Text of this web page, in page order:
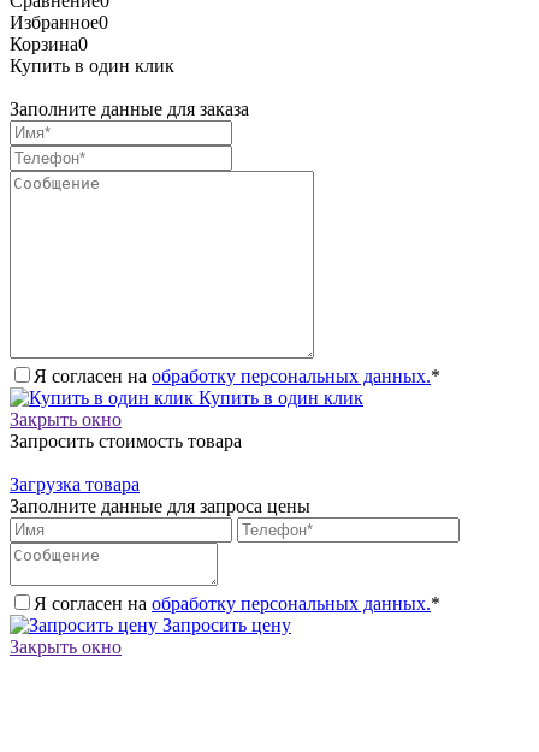
Избранное0
Корзина0
Купить в один клик
Заполните данные для заказа
Я согласен на обработку персональных данных.*
Купить в один клик
Закрыть окно
Запросить стоимость товара
Загрузка товара
Заполните данные для запроса цены
Я согласен на обработку персональных данных.*
Запросить цену
Закрыть окно